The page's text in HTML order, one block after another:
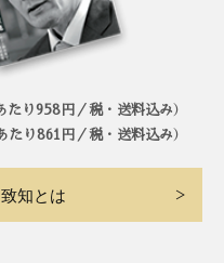
り958円／税・送料込み）
り861円／税・送料込み）
知とは